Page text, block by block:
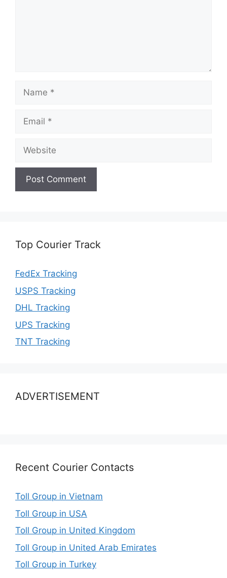
Name
Email
Website
Top Courier Track
FedEx Tracking
USPS Tracking
DHL Tracking
UPS Tracking
TNT Tracking
ADVERTISEMENT
Recent Courier Contacts
Toll Group in Vietnam
Toll Group in USA
Toll Group in United Kingdom
Toll Group in United Arab Emirates
Toll Group in Turkey